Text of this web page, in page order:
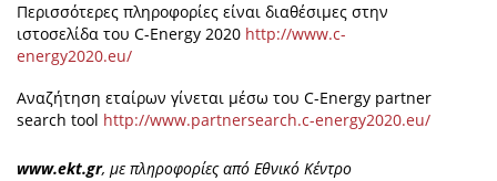
Περισσότερες πληροφορίες είναι διαθέσιμες στην
ιστοσελίδα του C-Energy 2020 http://www.c-
energy2020.eu/
Αναζήτηση εταίρων γίνεται μέσω του C-Energy partner
search tool http://www.partnersearch.c-energy2020.eu/
www.ekt.gr, με πληροφορίες από Εθνικό Κέντρο